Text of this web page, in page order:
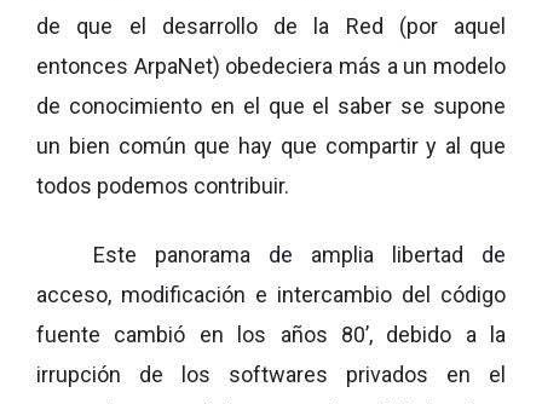
de que el desarrollo de la Red (por aquel
entonces ArpaNet) obedeciera más a un modelo
de conocimiento en el que el saber se supone
un bien común que hay que compartir y al que
todos podemos contribuir.
Este panorama de amplia libertad de
acceso, modificación e intercambio del código
fuente cambió en los años 80’, debido a la
irrupción de los softwares privados en el